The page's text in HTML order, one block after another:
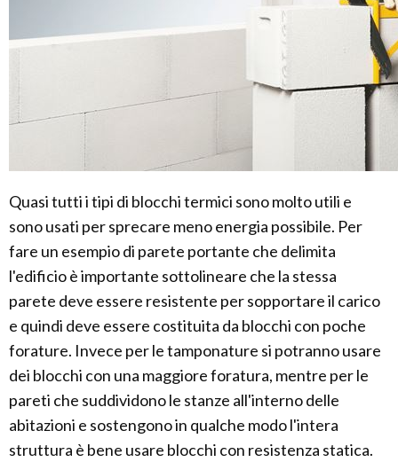
Quasi tutti i tipi di blocchi termici sono molto utili e
sono usati per sprecare meno energia possibile. Per
fare un esempio di parete portante che delimita
l'edificio è importante sottolineare che la stessa
parete deve essere resistente per sopportare il carico
e quindi deve essere costituita da blocchi con poche
forature. Invece per le tamponature si potranno usare
dei blocchi con una maggiore foratura, mentre per le
pareti che suddividono le stanze all'interno delle
abitazioni e sostengono in qualche modo l'intera
struttura è bene usare blocchi con resistenza statica.